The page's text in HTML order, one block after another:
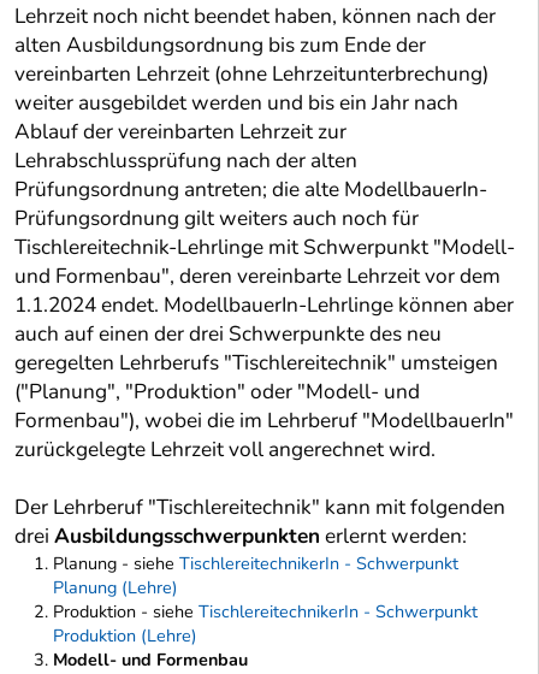
Lehrzeit noch nicht beendet haben, können nach der
alten Ausbildungsordnung bis zum Ende der
vereinbarten Lehrzeit (ohne Lehrzeitunterbrechung)
weiter ausgebildet werden und bis ein Jahr nach
Ablauf der vereinbarten Lehrzeit zur
Lehrabschlussprüfung nach der alten
Prüfungsordnung antreten; die alte ModellbauerIn-
Prüfungsordnung gilt weiters auch noch für
Tischlereitechnik-Lehrlinge mit Schwerpunkt "Modell-
und Formenbau", deren vereinbarte Lehrzeit vor dem
1.1.2024 endet. ModellbauerIn-Lehrlinge können aber
auch auf einen der drei Schwerpunkte des neu
geregelten Lehrberufs "Tischlereitechnik" umsteigen
("Planung", "Produktion" oder "Modell- und
Formenbau"), wobei die im Lehrberuf "ModellbauerIn"
zurückgelegte Lehrzeit voll angerechnet wird.
Der Lehrberuf "Tischlereitechnik" kann mit folgenden
drei Ausbildungsschwerpunkten erlernt werden:
Planung - siehe TischlereitechnikerIn - Schwerpunkt
Planung (Lehre)
Produktion - siehe TischlereitechnikerIn - Schwerpunkt
Produktion (Lehre)
Modell- und Formenbau